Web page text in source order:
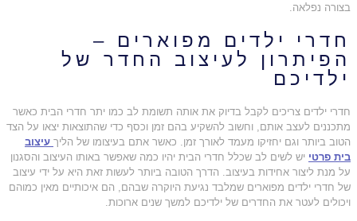
בצורה נפלאה.
חדרי ילדים מפוארים –
הפיתרון לעיצוב החדר של
ילדיכם
חדרי ילדים צריכים לקבל בדיוק את אותה תשומת לב כמו יתר חדרי הבית כאשר
מתכננים לעצב אותם, וחשוב להשקיע בהם זמן וכסף כדי שהתוצאות יצאו על הצד
הטוב ביותר וגם יחזיקו מעמד לאורך זמן. כאשר אתם בעיצומו של הליך עיצוב
בית פרטי יש לשים לב שכלל חדרי הבית יהיו כמה שאפשר באותו העיצוב והסגנון
על מנת ליצור אחידות בעיצוב. הדרך הטובה ביותר לעשות זאת היא על ידי עיצוב
של חדרי ילדים מפוארים שמלבד נגיעת היוקרה שבהם, הם איכותיים מאין כמוהם
ויכולים לעטר את החדרים של ילדיכם למשך שנים ארוכות.